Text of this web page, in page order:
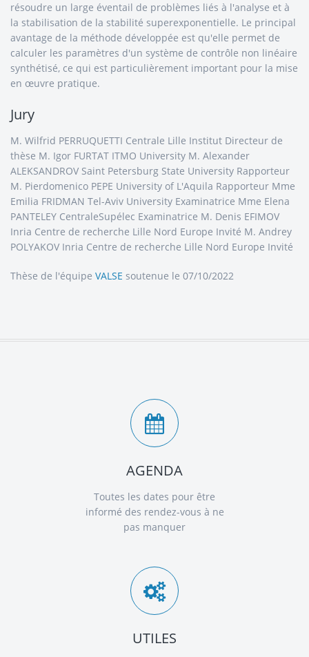
résoudre un large éventail de problèmes liés à l'analyse et à
la stabilisation de la stabilité superexponentielle. Le principal
avantage de la méthode développée est qu'elle permet de
calculer les paramètres d'un système de contrôle non linéaire
synthétisé, ce qui est particulièrement important pour la mise
en œuvre pratique.
Jury
M. Wilfrid PERRUQUETTI Centrale Lille Institut Directeur de
thèse M. Igor FURTAT ITMO University M. Alexander
ALEKSANDROV Saint Petersburg State University Rapporteur
M. Pierdomenico PEPE University of L'Aquila Rapporteur Mme
Emilia FRIDMAN Tel-Aviv University Examinatrice Mme Elena
PANTELEY CentraleSupélec Examinatrice M. Denis EFIMOV
Inria Centre de recherche Lille Nord Europe Invité M. Andrey
POLYAKOV Inria Centre de recherche Lille Nord Europe Invité
Thèse de l'équipe VALSE soutenue le 07/10/2022
AGENDA
Toutes les dates pour être
informé des rendez-vous à ne
pas manquer
UTILES